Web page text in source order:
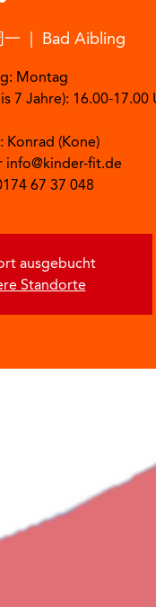
一 Bad Aibling
Montag
7 Jahre): 16.00-17.00
Konrad (Kone)
info@kinder-fit.de
67 37 048
ausgebucht
Standorte